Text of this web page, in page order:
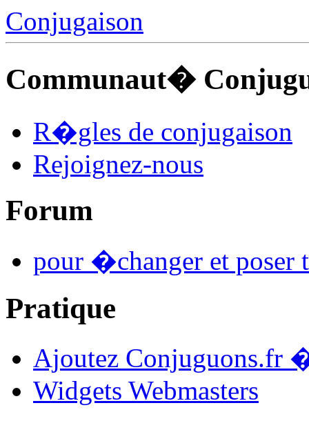
Conjugaison
Communaut�
R�gles de conjugaison
Rejoignez-nous
Forum
pour �changer et poser
Pratique
Ajoutez Conjuguons.fr
Widgets Webmasters